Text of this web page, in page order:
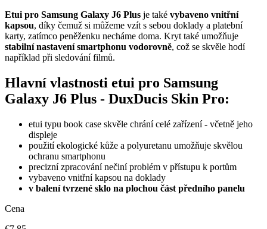
Etui pro Samsung Galaxy J6 Plus je také vybaveno vnitřní
kapsou, díky čemuž si můžeme vzít s sebou doklady a platební
karty, zatímco peněženku necháme doma. Kryt také umožňuje
stabilní nastavení smartphonu vodorovně, což se skvěle hodí
například při sledování filmů.
Hlavní vlastnosti etui pro Samsung
Galaxy J6 Plus - DuxDucis Skin Pro:
etui typu book case skvěle chrání celé zařízení - včetně jeho
displeje
použití ekologické kůže a polyuretanu umožňuje skvělou
ochranu smartphonu
precizní zpracování nečiní problém v přístupu k portům
vybaveno vnitřní kapsou na doklady
v balení tvrzené sklo na plochou část předního panelu
Cena